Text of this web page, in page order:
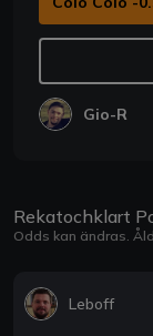
Gio-R
Rekatochklart
Odds kan ändras.
Leboff